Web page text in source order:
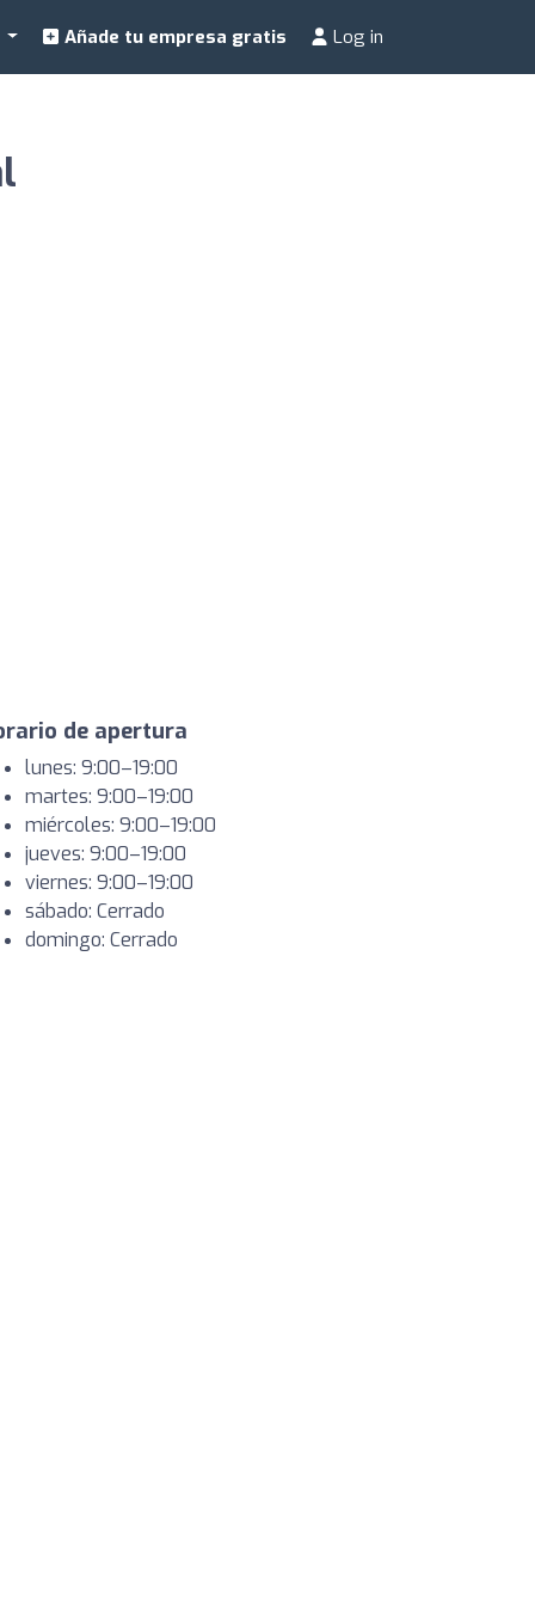
Añade tu empresa gratis Log in
de apertura
lunes: 9:00–19:00
martes: 9:00–19:00
miércoles: 9:00–19:00
jueves: 9:00–19:00
viernes: 9:00–19:00
sábado: Cerrado
domingo: Cerrado